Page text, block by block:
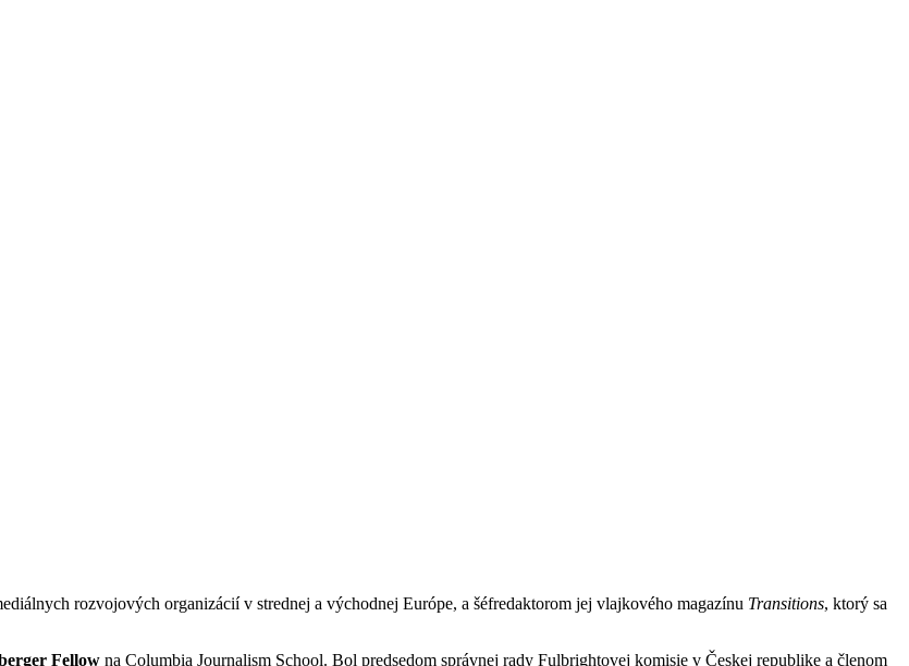
rozvojových organizácií v strednej a východnej Európe, a šéfredaktorom jej vlajkového magazínu Transitions, ktorý sa
Fellow na Columbia Journalism School. Bol predsedom správnej rady Fulbrightovej komisie v Českej republike a členom